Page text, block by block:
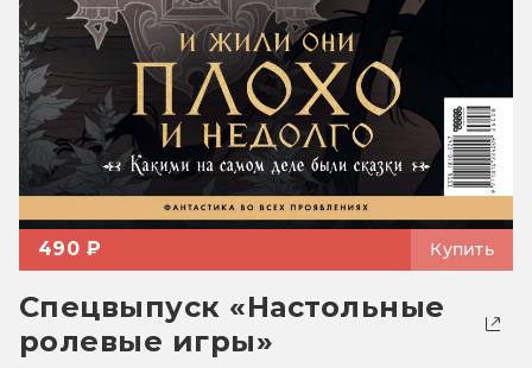
490 ₽ Купить
Спецвыпуск «Настольные
ролевые игры»